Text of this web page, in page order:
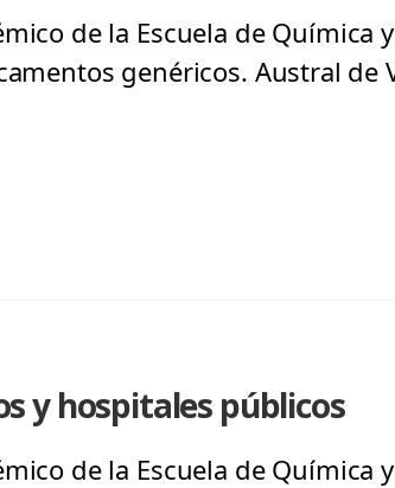
de la Escuela de Química
genéricos. Austral de
y hospitales públicos
de la Escuela de Química